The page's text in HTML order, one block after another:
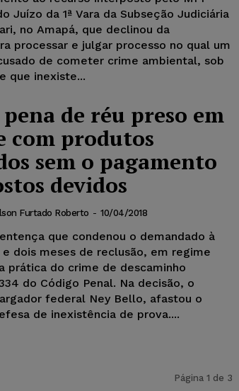
Juízo da 1ª Vara da Subseção Judiciária
no Amapá, que declinou da
processar e julgar processo no qual um
de cometer crime ambiental, sob
que inexiste...
de réu preso em
com produtos
sem o pagamento
devidos
Furtado Roberto - 10/04/2018
que condenou o demandado à
e dois meses de reclusão, em regime
prática do crime de descaminho
do Código Penal. Na decisão, o
federal Ney Bello, afastou o
de inexistência de prova....
Página 1 de 3